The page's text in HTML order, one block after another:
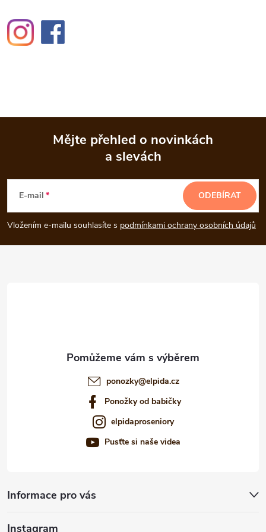
p
a
Mějte přehled o novinkách
a slevách
E-mail
Vložením e-mailu souhlasíte s podmínkami ochrany osobních údajů
ODEBÍRAT
ponozky@elpida.cz
Ponožky od babičky
elpidaproseniory
Pusťte si naše videa
Informace pro vás
Instagram